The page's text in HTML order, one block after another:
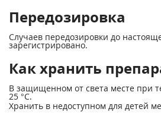
Передозировка
Случаев передозировки до
зарегистрировано.
Как хранить
В защищенном от света месте при
25 °С.
Хранить в недоступном для детей